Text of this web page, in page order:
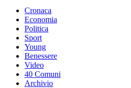
Cronaca
Economia
Politica
Sport
Young
Benessere
Video
40 Comuni
Archivio